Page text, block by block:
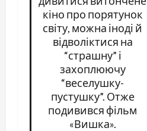
кіно про порятунок
світу, можна іноді й
відволіктися на
“страшну” і
захоплюючу
“веселушку-
пустушку”. Отже
подивився фільм
«Вишка».